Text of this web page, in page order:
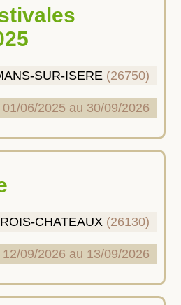
SUR-ISERE (26750)
01/06/2025 au 30/09/2026
CHATEAUX (26130)
12/09/2026 au 13/09/2026